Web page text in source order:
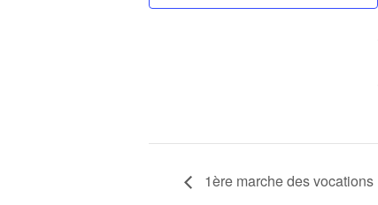
1ère marche des vocations